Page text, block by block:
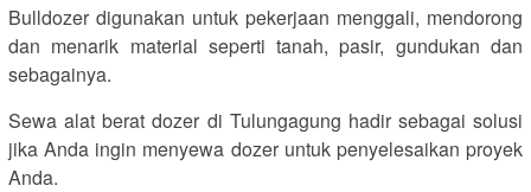
Bulldozer digunakan untuk pekerjaan menggali, mendorong
dan menarik material seperti tanah, pasir, gundukan dan
sebagainya.
Sewa alat berat dozer di Tulungagung hadir sebagai solusi
jika Anda ingin menyewa dozer untuk penyelesaikan proyek
Anda.